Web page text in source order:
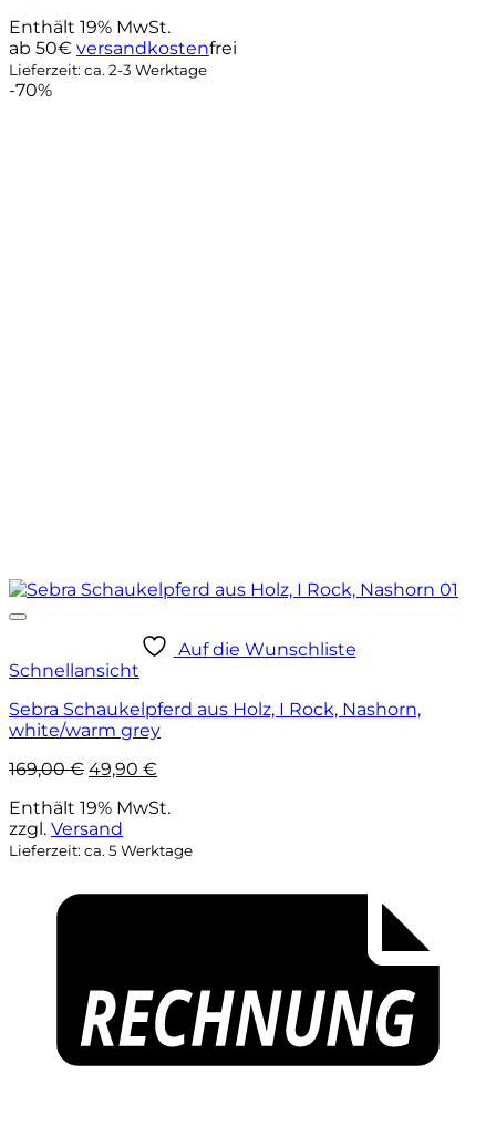
Enthält 19% MwSt.
ab 50€ versandkostenfrei
Lieferzeit: ca. 2-3 Werktage
-70%
Auf die Wunschliste
Schnellansicht
Sebra Schaukelpferd aus Holz, I Rock, Nashorn,
white/warm grey
169,00€ Ursprünglicher
war:
169,00 €
49,90 €
ist:
Enthält 19% MwSt.
zzgl. Versand
Lieferzeit: ca. 5 Werktage